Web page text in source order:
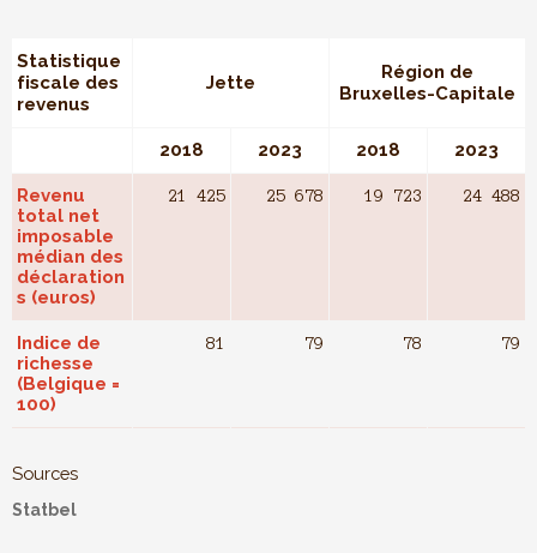
Statistique
fiscale des
revenus
Jette
Région de
Bruxelles-Capitale
2018 2023 2018 2023
Revenu
total net
imposable
médian des
déclaration
s (euros)
21 425 25 678 19 723 24 488
Indice de
richesse
(Belgique =
100)
81 79 78 79
Sources
Statbel